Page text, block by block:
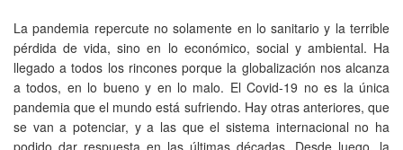
La pandemia repercute no solamente en lo sanitario y la terrible
pérdida de vida, sino en lo económico, social y ambiental. Ha
llegado a todos los rincones porque la globalización nos alcanza
a todos, en lo bueno y en lo malo. El Covid-19 no es la única
pandemia que el mundo está sufriendo. Hay otras anteriores, que
se van a potenciar, y a las que el sistema internacional no ha
podido dar respuesta en las últimas décadas. Desde luego, la